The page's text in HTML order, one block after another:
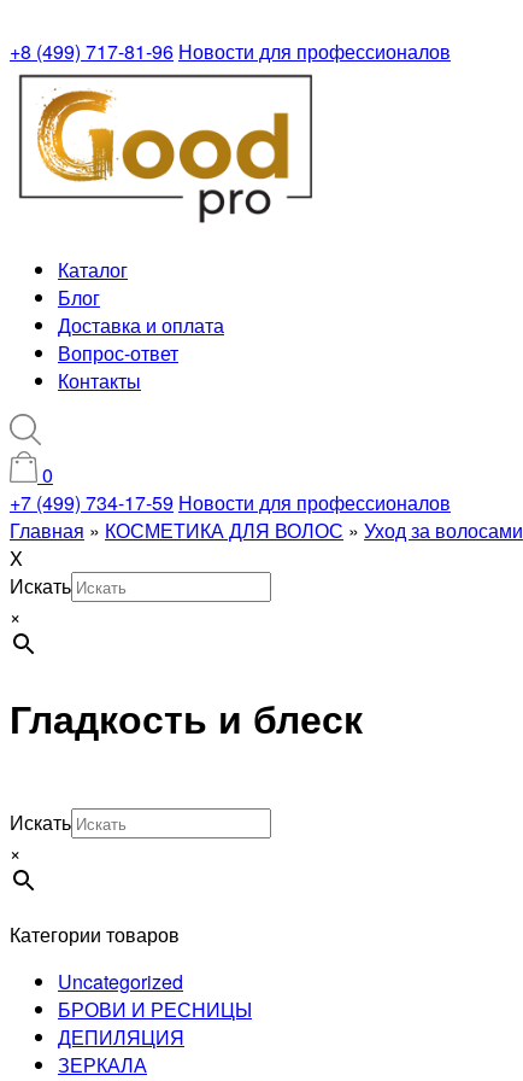
+8 (499) 717-81-96 Новости для профессионалов
Каталог
Блог
Доставка и оплата
Вопрос-ответ
Контакты
0
+7 (499) 734-17-59 Новости для профессионалов
Главная » КОСМЕТИКА ДЛЯ ВОЛОС » Уход за волосами
X
Искать
×
Гладкость и блеск
Искать
×
Категории товаров
Uncategorized
БРОВИ И РЕСНИЦЫ
ДЕПИЛЯЦИЯ
ЗЕРКАЛА